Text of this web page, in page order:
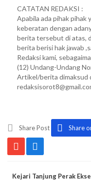
CATATAN REDAKSI :
Apabila ada pihak pihak
keberatan dengan
berita tersebut di atas,
berita berisi hak jawab
Redaksi kami,
(12) Undang-Undang
Artikel/berita dimaksud
Share Post Share
Kejari Tanjung Perak